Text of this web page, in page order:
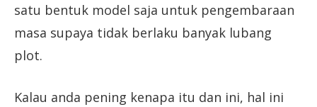
satu bentuk model saja untuk pengembaraan
masa supaya tidak berlaku banyak lubang
plot.
Kalau anda pening kenapa itu dan ini, hal ini